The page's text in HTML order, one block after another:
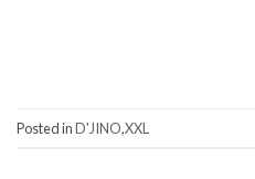
Posted inD'JINO,XXL